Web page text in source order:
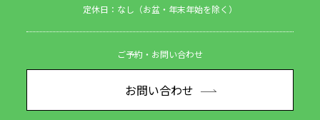
定休日：なし（お盆・年末年始を除く）
ご予約・お問い合わせ
お問い合わせ